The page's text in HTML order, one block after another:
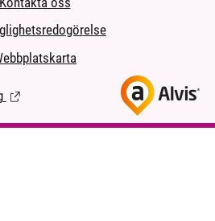
(Länk till extern sida.)